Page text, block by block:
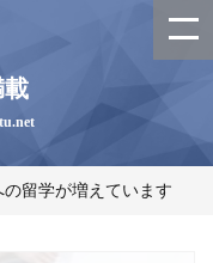
載
の留学が増えています